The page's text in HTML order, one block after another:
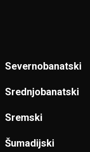
Severnobanatski
Srednjobanatski
Sremski
Šumadijski